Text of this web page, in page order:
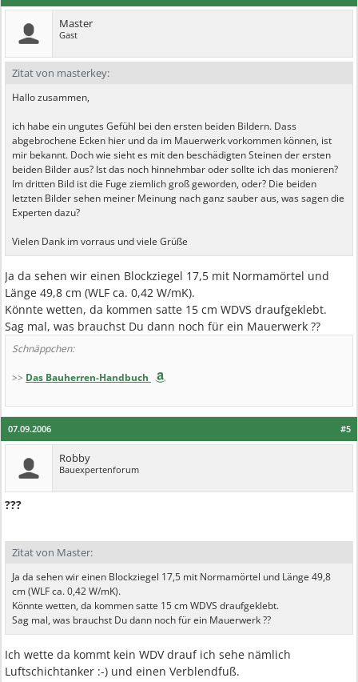
Master
Gast
Zitat von masterkey:
Hallo zusammen,
ich habe ein ungutes Gefühl bei den ersten beiden Bildern. Dass
abgebrochene Ecken hier und da im Mauerwerk vorkommen können, ist
mir bekannt. Doch wie sieht es mit den beschädigten Steinen der ersten
beiden Bilder aus? Ist das noch hinnehmbar oder sollte ich das monieren?
Im dritten Bild ist die Fuge ziemlich groß geworden, oder? Die beiden
letzten Bilder sehen meiner Meinung nach ganz sauber aus, was sagen die
Experten dazu?
Vielen Dank im vorraus und viele Grüße
Ja da sehen wir einen Blockziegel 17,5 mit Normamörtel und
Länge 49,8 cm (WLF ca. 0,42 W/mK).
Könnte wetten, da kommen satte 15 cm WDVS draufgeklebt.
Sag mal, was brauchst Du dann noch für ein Mauerwerk ??
Schnäppchen:
>> Das Bauherren-Handbuch
#5
07.09.2006
Robby
Bauexpertenforum
???
Zitat von Master:
Ja da sehen wir einen Blockziegel 17,5 mit Normamörtel und Länge 49,8
cm (WLF ca. 0,42 W/mK).
Könnte wetten, da kommen satte 15 cm WDVS draufgeklebt.
Sag mal, was brauchst Du dann noch für ein Mauerwerk ??
Ich wette da kommt kein WDV drauf ich sehe nämlich
Luftschichtanker :-) und einen Verblendfuß.